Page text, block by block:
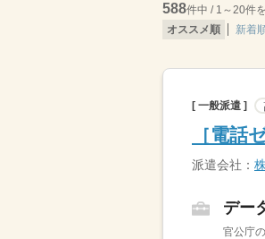
588件中 / 1～20件
オススメ順
新着
[ 一般派遣 ]
［電話
派遣会社：
デー
官公庁